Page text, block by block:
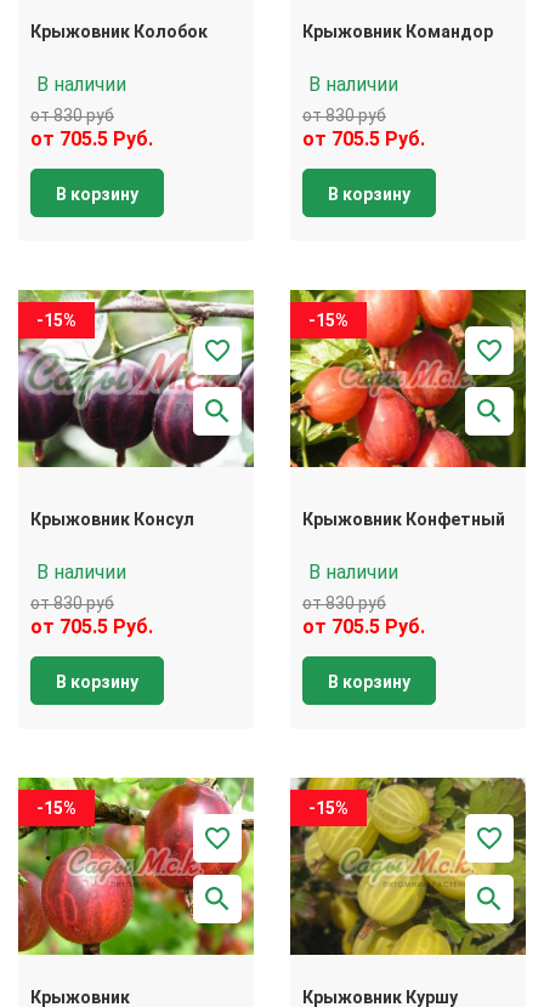
Крыжовник Колобок
В наличии
от 830 руб
от 705.5 Руб.
В корзину
Крыжовник Командор
В наличии
от 830 руб
от 705.5 Руб.
В корзину
-15%
Крыжовник Консул
В наличии
от 830 руб
от 705.5 Руб.
В корзину
-15%
Крыжовник Конфетный
В наличии
от 830 руб
от 705.5 Руб.
В корзину
-15%
Крыжовник
-15%
Крыжовник Куршу